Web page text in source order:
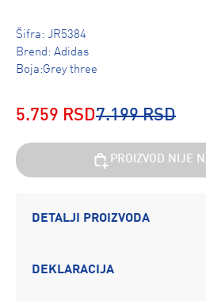
Šifra: JR5384
Brend: Adidas
Boja:Grey three
5.759 RSD7.199 RSD
PROIZVOD NIJE
DETALJI PROIZVODA
DEKLARACIJA